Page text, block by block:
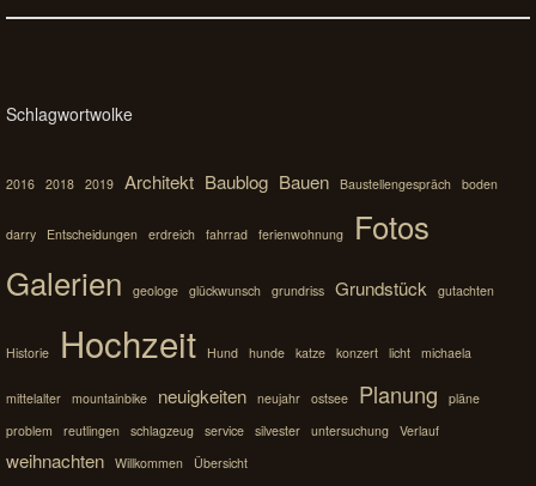
Schlagwortwolke
2016 2018 2019 Architekt Baublog Bauen Baustellengespräch boden
darry Entscheidungen erdreich fahrrad ferienwohnung
Fotos
Galerien
geologe glückwunsch grundriss Grundstück gutachten
Historie Hochzeit Hund hunde katze konzert licht michaela
mittelalter mountainbike neuigkeiten neujahr ostsee Planung
pläne
problem
reutlingen schlagzeug service silvester untersuchung Verlauf
weihnachten Willkommen Übersicht